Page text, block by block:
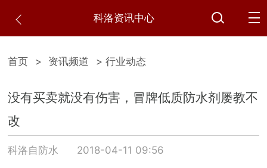
科洛资讯中心
首页 > 资讯频道 > 行业动态
没有买卖就没有伤害，冒牌低质防水剂屡教不
改
科洛自防水 2018-04-11 09:56